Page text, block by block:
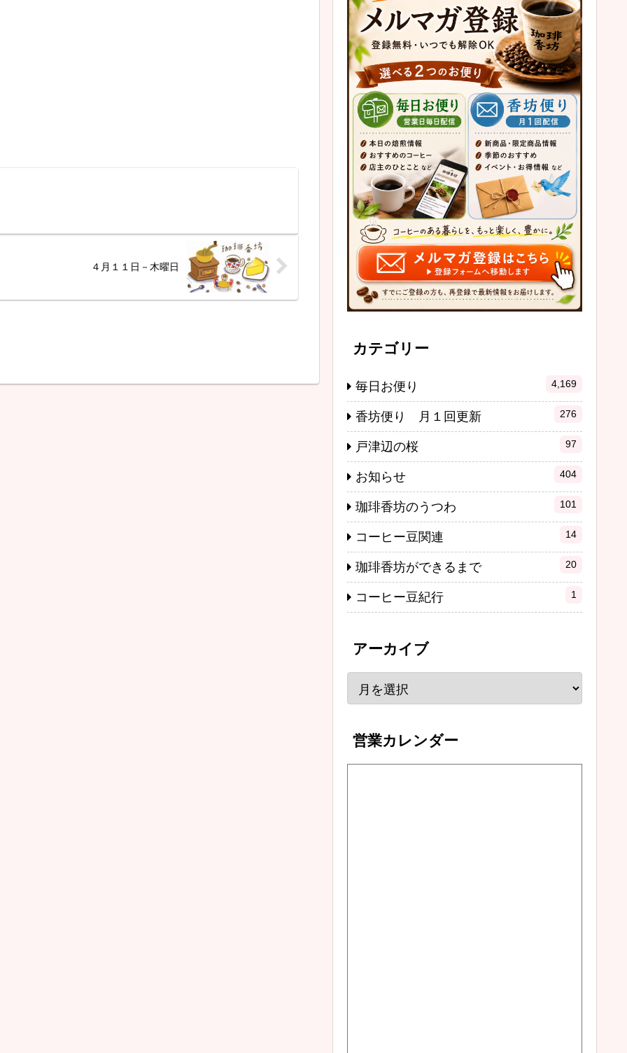
４月１１日－木曜日
カテゴリー
毎日お便り 4,169
香坊便り 月１回更新 276
戸津辺の桜 97
お知らせ 404
珈琲香坊のうつわ 101
コーヒー豆関連 14
珈琲香坊ができるまで 20
コーヒー豆紀行 1
アーカイブ
営業カレンダー